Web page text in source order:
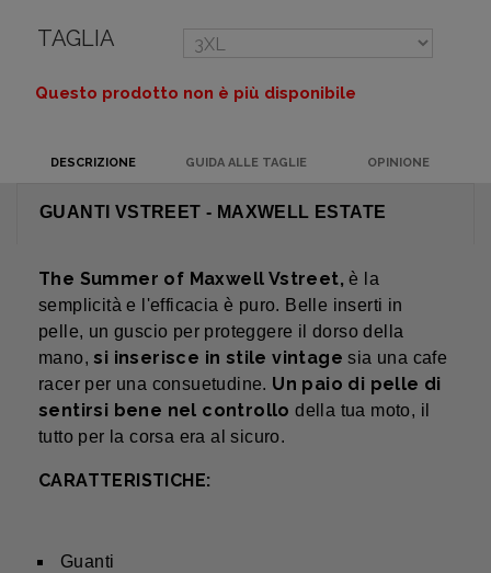
TAGLIA
Questo prodotto non è più disponibile
DESCRIZIONE GUIDA ALLE TAGLIE OPINIONE
GUANTI VSTREET - MAXWELL ESTATE
The Summer of Maxwell Vstreet,è la
semplicità e l'efficacia è puro. Belle inserti in
pelle, un guscio per proteggere il dorso della
mano,si inserisce in stile vintagesia una cafe
racer per una consuetudine. Un paio di pelle di
sentirsi bene nel controllodella tua moto, il
tutto per la corsa era al sicuro.
CARATTERISTICHE:
Guanti